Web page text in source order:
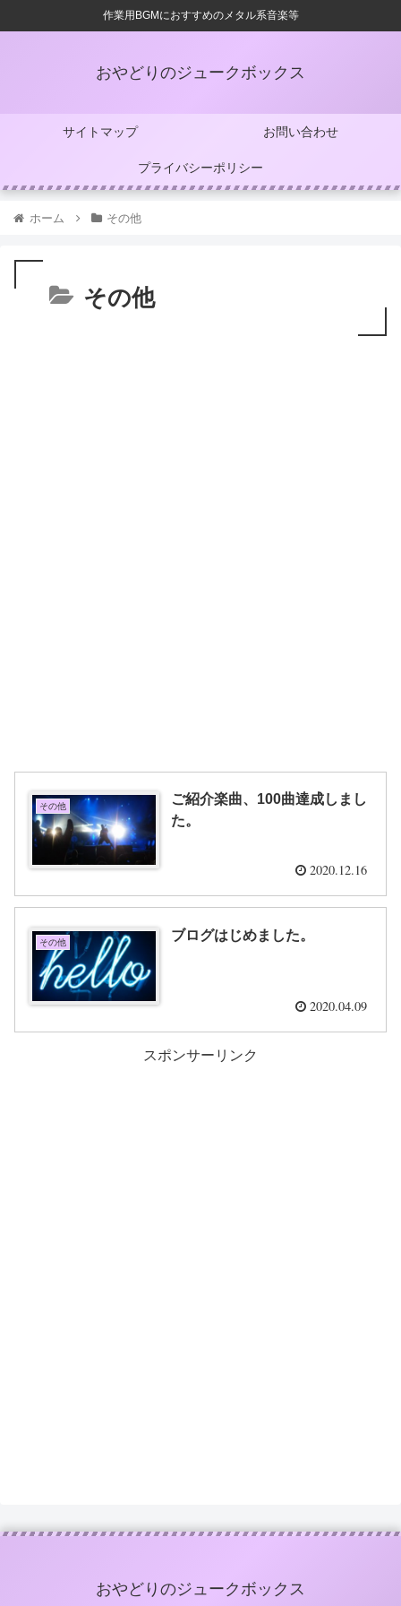
作業用BGMにおすすめのメタル系音楽等
おやどりのジュークボックス
サイトマップ お問い合わせ
プライバシーポリシー
ホーム その他
その他
その他
ご紹介楽曲、100曲達成しまし
た。
2020.12.16
その他 ブログはじめました。
2020.04.09
スポンサーリンク
おやどりのジュークボックス